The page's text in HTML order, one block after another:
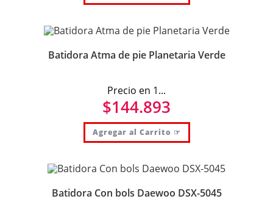
Batidora Atma de pie Planetaria Verde
Precio en 1...
$144.893
Agregar al Carrito ☞
Batidora Con bols Daewoo DSX-5045